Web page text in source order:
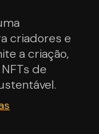
criadores e
a criação,
de